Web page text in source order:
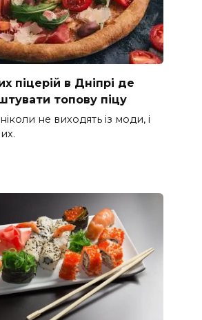
піцерій в Дніпрі де
топову піцу
не виходять із моди, і